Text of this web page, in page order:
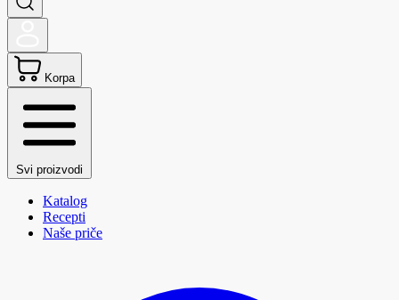
Korpa
Svi proizvodi
Katalog
Recepti
Naše priče